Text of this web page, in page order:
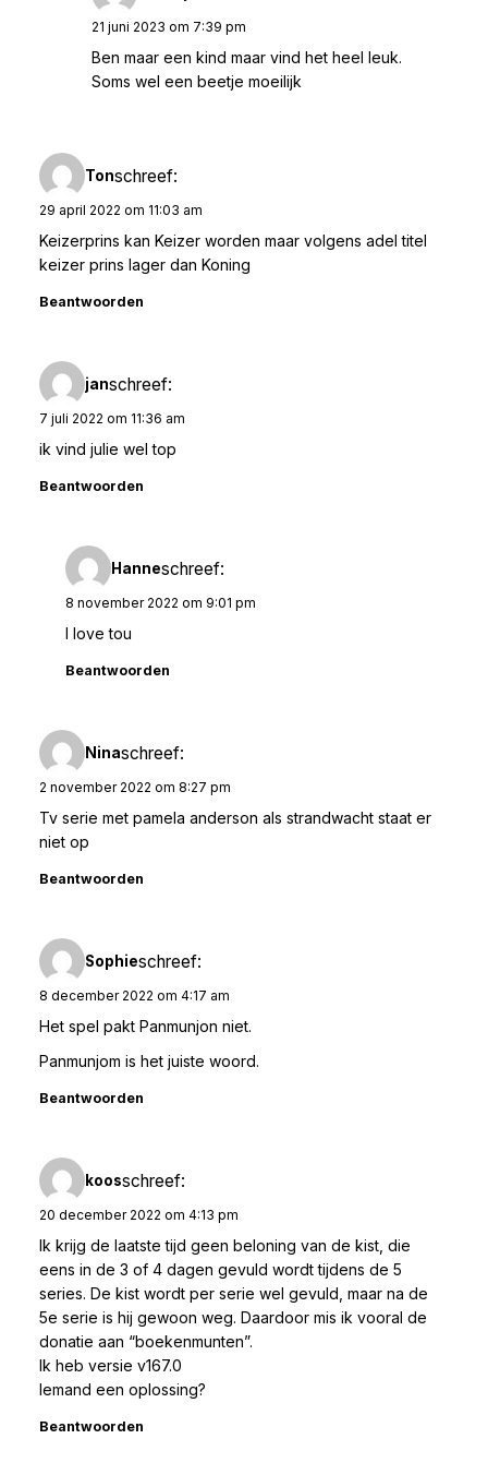
21 juni 2023 om 7:39 pm
Ben maar een kind maar vind het heel leuk.
Soms wel een beetje moeilijk
Tonschreef:
29 april 2022 om 11:03 am
Keizerprins kan Keizer worden maar volgens adel titel
keizer prins lager dan Koning
Beantwoorden
janschreef:
7 juli 2022 om 11:36 am
ik vind julie wel top
Beantwoorden
Hanneschreef:
8 november 2022 om 9:01 pm
I love tou
Beantwoorden
Ninaschreef:
2 november 2022 om 8:27 pm
Tv serie met pamela anderson als strandwacht staat er
niet op
Beantwoorden
Sophieschreef:
8 december 2022 om 4:17 am
Het spel pakt Panmunjon niet.
Panmunjom is het juiste woord.
Beantwoorden
koosschreef:
20 december 2022 om 4:13 pm
Ik krijg de laatste tijd geen beloning van de kist, die
eens in de 3 of 4 dagen gevuld wordt tijdens de 5
series. De kist wordt per serie wel gevuld, maar na de
5e serie is hij gewoon weg. Daardoor mis ik vooral de
donatie aan “boekenmunten”.
Ik heb versie v167.0
Iemand een oplossing?
Beantwoorden